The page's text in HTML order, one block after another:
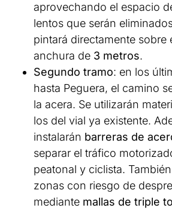
aprovechando el espacio
lentos que serán
pintará directamente sobre
anchura de 3 metros.
Segundo tramo: en los
hasta Peguera, el camino
la acera. Se utilizarán
los del vial ya existente.
instalarán barreras de
separar el tráfico
peatonal y ciclista.
zonas con riesgo de
mediante mallas de triple